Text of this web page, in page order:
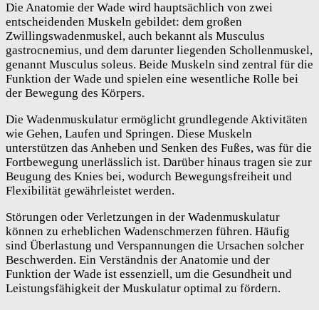
Die Anatomie der Wade wird hauptsächlich von zwei
entscheidenden Muskeln gebildet: dem großen
Zwillingswadenmuskel, auch bekannt als Musculus
gastrocnemius, und dem darunter liegenden Schollenmuskel,
genannt Musculus soleus. Beide Muskeln sind zentral für die
Funktion der Wade und spielen eine wesentliche Rolle bei
der Bewegung des Körpers.
Die Wadenmuskulatur ermöglicht grundlegende Aktivitäten
wie Gehen, Laufen und Springen. Diese Muskeln
unterstützen das Anheben und Senken des Fußes, was für die
Fortbewegung unerlässlich ist. Darüber hinaus tragen sie zur
Beugung des Knies bei, wodurch Bewegungsfreiheit und
Flexibilität gewährleistet werden.
Störungen oder Verletzungen in der Wadenmuskulatur
können zu erheblichen Wadenschmerzen führen. Häufig
sind Überlastung und Verspannungen die Ursachen solcher
Beschwerden. Ein Verständnis der Anatomie und der
Funktion der Wade ist essenziell, um die Gesundheit und
Leistungsfähigkeit der Muskulatur optimal zu fördern.